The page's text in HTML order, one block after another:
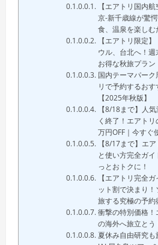
【エアトリ国内
京-新千歳線が驚
食、温泉を楽し
【エアトリ限定
ウル、台北へ！
お得な秋旅プラン
国内テーマパー
リで予約するお
【2025年秋版】
【8/18まで】人
く終了！エアト
万円OFF｜今すぐ
【8/17まで】エ
と使い方完全ガ
っとおトクに！
【エアトリ完全
ット割で決まり
旅する究極の予約
衝撃の特別価格
の海外へ旅立とう
夏休み自由研究も